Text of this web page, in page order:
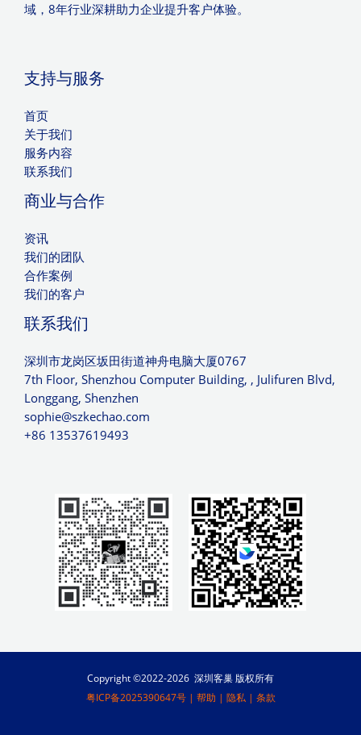
域，8年行业深耕助力企业提升客户体验。
支持与服务
首页
关于我们
服务内容
联系我们
商业与合作
资讯
我们的团队
合作案例
我们的客户
联系我们
深圳市龙岗区坂田街道神舟电脑大厦0767
7th Floor, Shenzhou Computer Building, , Julifuren Blvd,
Longgang, Shenzhen
sophie@szkechao.com
+86 13537619493
Copyright ©2022-2026 深圳客巢 版权所有
粤ICP备2025390647号| 帮助 | 隐私| 条款